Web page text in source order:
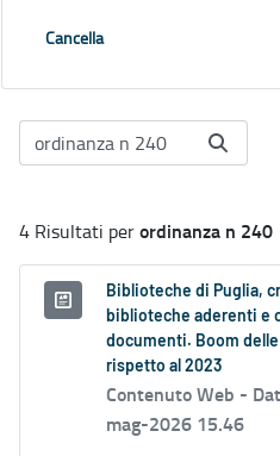
Cancella
4 Risultati perordinanza n 240
Biblioteche di Puglia,
biblioteche aderenti e
documenti. Boom
rispetto al 2023
Contenuto Web -
mag-2026 15.46